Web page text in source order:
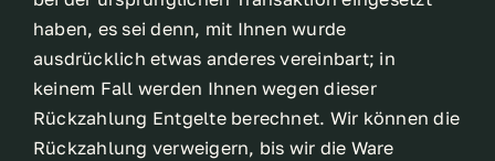
haben, es sei denn, mit Ihnen wurde
ausdrücklich etwas anderes vereinbart; in
keinem Fall werden Ihnen wegen dieser
Rückzahlung Entgelte berechnet. Wir können die
Rückzahlung verweigern, bis wir die Ware